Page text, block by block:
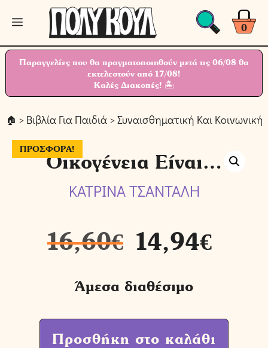
Μετάβαση
περιεχόμενο
0
Μενού
Παραγγελίες που θα πραγματοποιηθούν μετά τις 06/08 θα
εκτελεστούν από 17/08!
Καλές Διακοπές! 🏝
> Βιβλία Για Παιδιά >Συναισθηματική Και
ΠΡΟΣΦΟΡΆ!
Οικογένεια Είναι…
ΚΑΤΡΙΝΑ ΤΣΑΝΤΑΛΗ
16,60€ 14,94€
Άμεσα διαθέσιμο
Προσθήκη στο καλάθι